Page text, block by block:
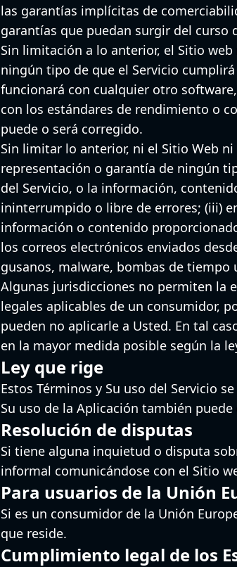
las garantías implícitas de
garantías que puedan surgir del curso
Sin limitación a lo anterior, el Sitio
ningún tipo de que el Servicio
funcionará con cualquier otro
con los estándares de rendimiento o
puede o será corregido.
Sin limitar lo anterior, ni el Sitio Web
representación o garantía de ningún
del Servicio, o la información,
ininterrumpido o libre de errores; (iii)
información o contenido
los correos electrónicos enviados
gusanos, malware, bombas de
Algunas jurisdicciones no permiten la
legales aplicables de un consumidor,
pueden no aplicarle a Usted. En tal
en la mayor medida posible según la
Ley que rige
Estos Términos y Su uso del Servicio
Su uso de la Aplicación también
Resolución de disputas
Si tiene alguna inquietud o disputa
informal comunicándose con el Sitio
Para usuarios de la Unión
Si es un consumidor de la Unión
que reside.
Cumplimiento legal de los